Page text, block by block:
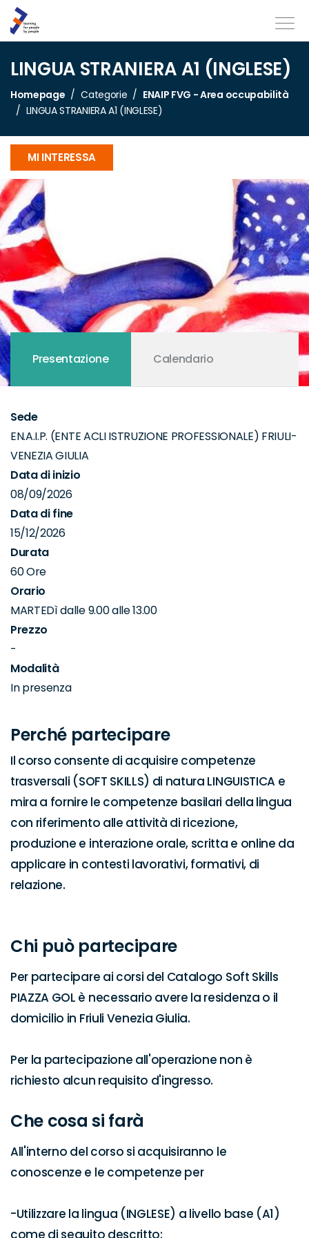
LINGUA STRANIERA A1 (INGLESE)
Homepage Categorie
ENAIP FVG - Area occupabilità
LINGUA STRANIERA A1 (INGLESE)
MI INTERESSA
Presentazione Calendario
Sede
EN.A.I.P. (ENTE ACLI ISTRUZIONE PROFESSIONALE) FRIULI-
VENEZIA GIULIA
Data di inizio
08/09/2026
Data di fine
15/12/2026
Durata
60 Ore
Orario
MARTEDì dalle 9.00 alle 13.00
Prezzo
-
Modalità
In presenza
Perché partecipare
Il corso consente di acquisire competenze
trasversali (SOFT SKILLS) di natura LINGUISTICA e
mira a fornire le competenze basilari della lingua
con riferimento alle attività di ricezione,
produzione e interazione orale, scritta e online da
applicare in contesti lavorativi, formativi, di
relazione.
Chi può partecipare
Per partecipare ai corsi del Catalogo Soft Skills
PIAZZA GOL è necessario avere la residenza o il
domicilio in Friuli Venezia Giulia.
Per la partecipazione all'operazione non è
richiesto alcun requisito d'ingresso.
Che cosa si farà
All'interno del corso si acquisiranno le
conoscenze e le competenze per
-Utilizzare la lingua (INGLESE) a livello base (A1)
come di seguito descritto: